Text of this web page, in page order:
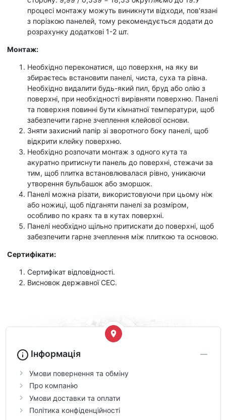
процесі монтажу можуть виникнути відходи, пов'язані
з порізкою панелей, тому рекомендується додати до
розрахунку додаткові 1-2 шт.
Монтаж:
Необхідно переконатися, що поверхня, на яку ви
збираєтесь встановити панелі, чиста, суха та рівна.
Необхідно видалити будь-який пил, бруд або олію з
поверхні, при необхідності вирівняти поверхню. Панелі
та поверхня повинні бути кімнатної температури, щоб
забезпечити гарне зчеплення клейової основи.
Зняти захисний папір зі зворотного боку панелі, щоб
відкрити клейку поверхню.
Необхідно розпочати монтаж з одного кута та
акуратно притиснути панель до поверхні, стежачи за
тим, щоб плитка встановлювалася рівно, уникаючи
утворення бульбашок або зморшок.
Панелі можна різати, використовуючи при цьому ніж
або ножиці, щоб підганяти панелі за розміром,
особливо по краях та в кутах поверхні.
Панелі необхідно щільно притискати до поверхні, щоб
забезпечити гарне зчеплення між плиткою та основою.
Сертифікати:
Сертифікат відповідності.
Висновок державної СЕС.
Інформація
Умови повернення та обміну
Про компанію
Умови доставки та оплати
Політика конфіденційності